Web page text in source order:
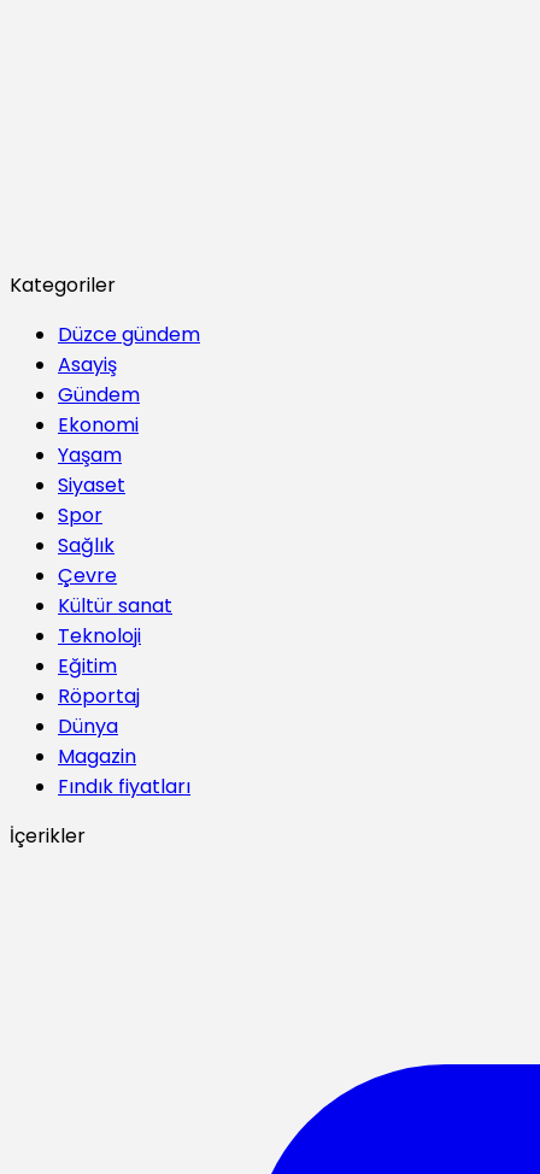
Kategoriler
Düzce gündem
Asayiş
Gündem
Ekonomi
Yaşam
Siyaset
Spor
Sağlık
Çevre
Kültür sanat
Teknoloji
Eğitim
Röportaj
Dünya
Magazin
Fındık fiyatları
İçerikler